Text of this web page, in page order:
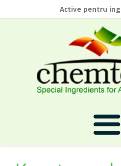
Active pentru